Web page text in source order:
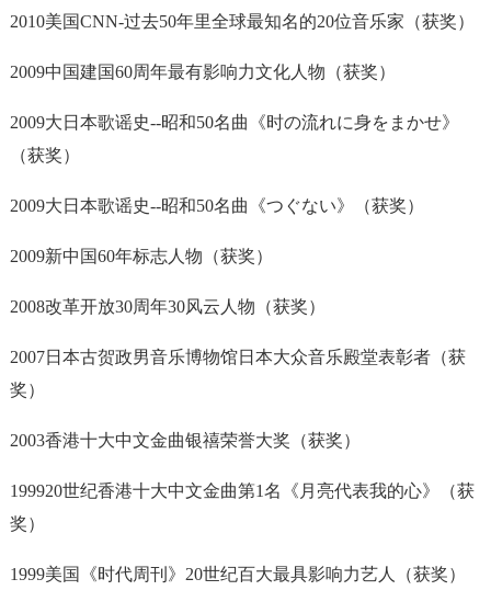
2010美国CNN-过去50年里全球最知名的20位音乐家（获奖）
2009中国建国60周年最有影响力文化人物（获奖）
2009大日本歌谣史--昭和50名曲《时の流れに身をまかせ》
（获奖）
2009大日本歌谣史--昭和50名曲《つぐない》（获奖）
2009新中国60年标志人物（获奖）
2008改革开放30周年30风云人物（获奖）
2007日本古贺政男音乐博物馆日本大众音乐殿堂表彰者（获
奖）
2003香港十大中文金曲银禧荣誉大奖（获奖）
199920世纪香港十大中文金曲第1名《月亮代表我的心》（获
奖）
1999美国《时代周刊》20世纪百大最具影响力艺人（获奖）